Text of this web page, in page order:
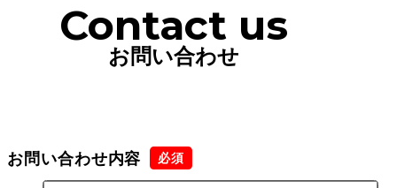
Contact us
お問い合わせ
お問い合わせ内容